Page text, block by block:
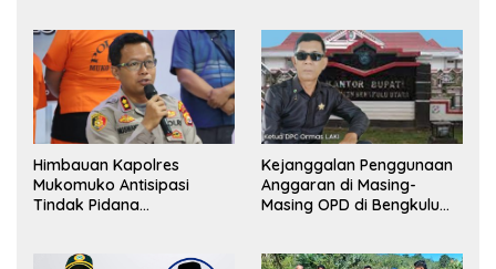
Himbauan Kapolres
Mukomuko Antisipasi
Tindak Pidana
Kejanggalan Penggunaan
Anggaran di Masing-
Masing OPD di Bengkulu